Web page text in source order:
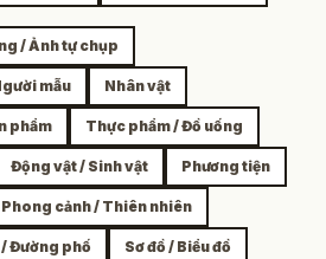
/ Ảnh tự chụp
mẫu Nhân vật
phẩm Thực phẩm / Đồ uống
Động vật / Sinh vật Phương tiện
Phong cảnh / Thiên nhiên
Đường phố Sơ đồ / Biểu đồ